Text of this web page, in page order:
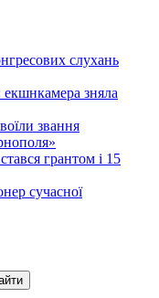
слухань
зняла
звання
грантом і 15
сучасної